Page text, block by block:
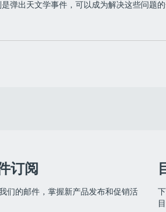
弹出天文学事件，可以成为解决这些问题的
订阅
们的邮件，掌握新产品发布和促销活